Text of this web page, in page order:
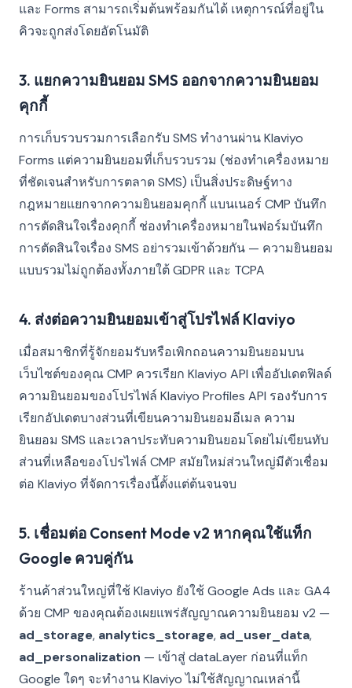
และ Forms สามารถเริ่มต้นพร้อมกันได้ เหตุการณ์ที่อยู่ใน
คิวจะถูกส่งโดยอัตโนมัติ
3. แยกความยินยอม SMS ออกจากความยินยอม
คุกกี้
การเก็บรวบรวมการเลือกรับ SMS ทำงานผ่าน Klaviyo
Forms แต่ความยินยอมที่เก็บรวบรวม (ช่องทำเครื่องหมาย
ที่ชัดเจนสำหรับการตลาด SMS) เป็นสิ่งประดิษฐ์ทาง
กฎหมายแยกจากความยินยอมคุกกี้ แบนเนอร์ CMP บันทึก
การตัดสินใจเรื่องคุกกี้ ช่องทำเครื่องหมายในฟอร์มบันทึก
การตัดสินใจเรื่อง SMS อย่ารวมเข้าด้วยกัน — ความยินยอม
แบบรวมไม่ถูกต้องทั้งภายใต้ GDPR และ TCPA
4. ส่งต่อความยินยอมเข้าสู่โปรไฟล์ Klaviyo
เมื่อสมาชิกที่รู้จักยอมรับหรือเพิกถอนความยินยอมบน
เว็บไซต์ของคุณ CMP ควรเรียก Klaviyo API เพื่ออัปเดตฟิลด์
ความยินยอมของโปรไฟล์ Klaviyo Profiles API รองรับการ
เรียกอัปเดตบางส่วนที่เขียนความยินยอมอีเมล ความ
ยินยอม SMS และเวลาประทับความยินยอมโดยไม่เขียนทับ
ส่วนที่เหลือของโปรไฟล์ CMP สมัยใหม่ส่วนใหญ่มีตัวเชื่อม
ต่อ Klaviyo ที่จัดการเรื่องนี้ตั้งแต่ต้นจนจบ
5. เชื่อมต่อ Consent Mode v2 หากคุณใช้แท็ก
Google ควบคู่กัน
ร้านค้าส่วนใหญ่ที่ใช้ Klaviyo ยังใช้ Google Ads และ GA4
ด้วย CMP ของคุณต้องเผยแพร่สัญญาณความยินยอม v2 —
ad_storage, analytics_storage, ad_user_data,
ad_personalization — เข้าสู่ dataLayer ก่อนที่แท็ก
Google ใดๆ จะทำงาน Klaviyo ไม่ใช้สัญญาณเหล่านี้